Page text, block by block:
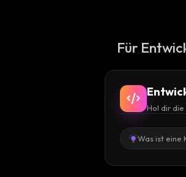
Für
Hol dir die
Was ist eine